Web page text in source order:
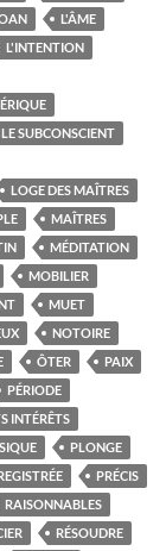
L'ÂME
L'INTENTION
LE SUBCONSCIENT
LOGE DES MAÎTRES
MAÎTRES
MÉDITATION
MOBILIER
MUET
NOTOIRE
ÔTER
PAIX
PÉRIODE
INTÉRÊTS
PLONGE
PRÉCIS
RAISONNABLES
RÉSOUDRE